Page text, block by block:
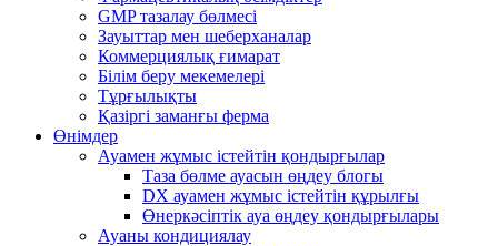
GMP тазалау бөлмесі
Зауыттар мен шеберханалар
Коммерциялық ғимарат
Білім беру мекемелері
Тұрғылықты
Қазіргі заманғы ферма
Өнімдер
Ауамен жұмыс істейтін қондырғылар
Таза бөлме ауасын өңдеу блогы
DX ауамен жұмыс істейтін құрылғы
Өнеркәсіптік ауа өңдеу қондырғылары
Ауаны кондициялау